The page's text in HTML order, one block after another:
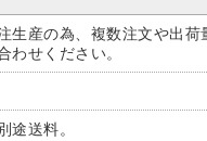
生産の為、複数注文や出
わせください。
途送料。